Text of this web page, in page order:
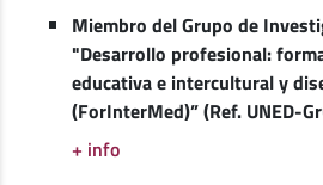
Miembro del Grupo de
"Desarrollo profesional:
educativa e intercultural y
(ForInterMed)” (Ref. UNED-
+ info